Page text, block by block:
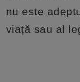
nu este
viață sau al